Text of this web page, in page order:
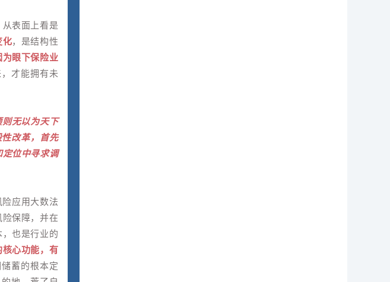
表面上看是
化，是结构性
为眼下保险业
才能拥有未
则无以为天下
改革，首先
位中寻求调
应用大数法
保障，并在
也是行业的
心功能，有
蓄的根本定